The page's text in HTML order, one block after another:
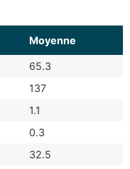
Moyenne
65.3
137
1.1
0.3
32.5